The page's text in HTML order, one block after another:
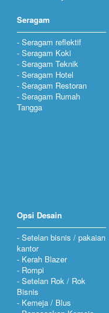
Seragam
Seragam reflektif
Seragam Koki
Seragam Teknik
Seragam Hotel
Seragam Restoran
Seragam Rumah
Tangga
Opsi Desain
Setelan bisnis / pakaian
kantor
Kerah Blazer
Rompi
Setelan Rok / Rok
Bisnis
Kemeja / Blus